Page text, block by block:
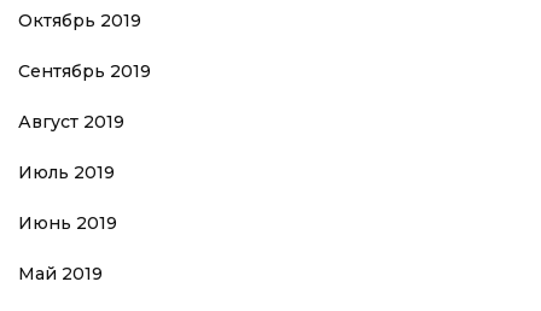
Октябрь 2019
Сентябрь 2019
Август 2019
Июль 2019
Июнь 2019
Май 2019